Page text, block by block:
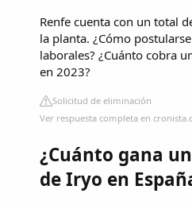
Renfe cuenta con un total
la planta. ¿Cómo
laborales? ¿Cuánto cobra
en 2023?
Solicitud de eliminación
Ver respuesta completa en
¿Cuánto gana
de Iryo en